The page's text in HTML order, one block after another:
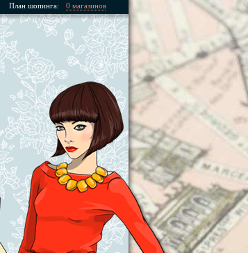
План шопинга: 0 магазинов